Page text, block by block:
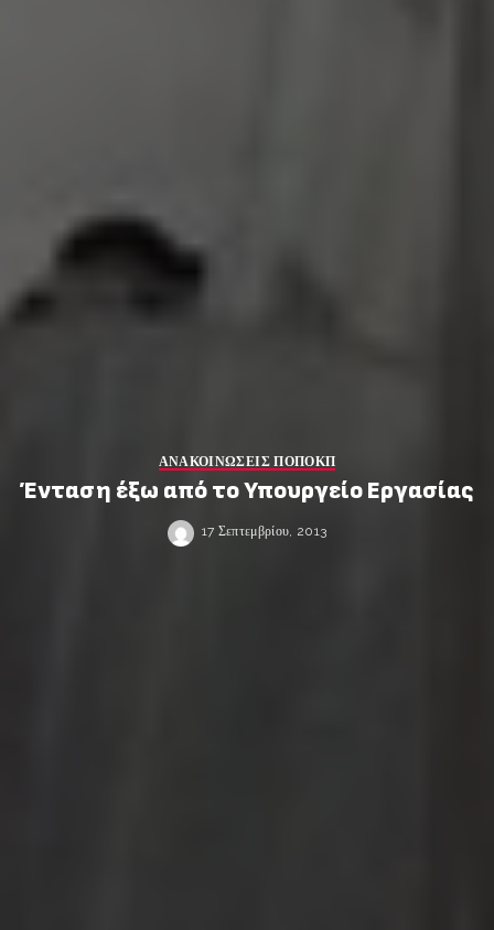
ΑΝΑΚΟΙΝΩΣΕΙΣ ΠΟΠΟΚΠ
Ένταση έξω από το Υπουργείο Εργασίας
17 Σεπτεμβρίου, 2013